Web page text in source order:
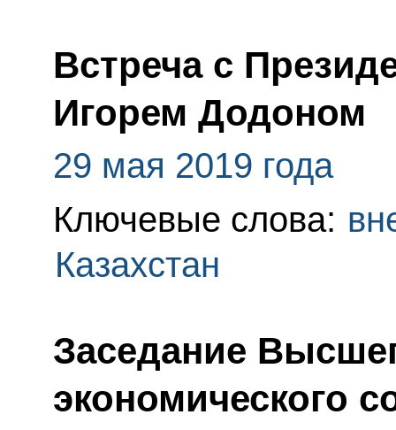
Встреча с
Игорем Додоном
29 мая 2019 года
Ключевые слова:
Казахстан
Заседание
экономического